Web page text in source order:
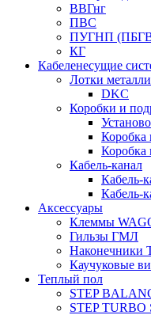
ВВГнг
ПВС
ПУГНП
КГ
Кабеленесущие
Лотки
DKC
Коробки и
Коробка
Коробка
Кабель-канал
Кабель-
Кабель-
Аксессуары
Клеммы
Гильзы ГМЛ
Каучуковые
Теплый пол
STEP
STEP TURBO